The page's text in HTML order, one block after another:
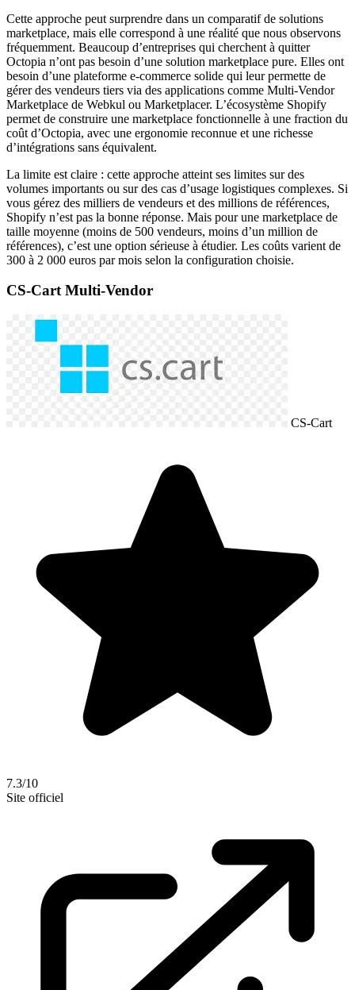
Cette approche peut surprendre dans un comparatif de solutions
marketplace, mais elle correspond à une réalité que nous observons
fréquemment. Beaucoup d’entreprises qui cherchent à quitter
Octopia n’ont pas besoin d’une solution marketplace pure. Elles ont
besoin d’une plateforme e-commerce solide qui leur permette de
gérer des vendeurs tiers via des applications comme Multi-Vendor
Marketplace de Webkul ou Marketplacer. L’écosystème Shopify
permet de construire une marketplace fonctionnelle à une fraction du
coût d’Octopia, avec une ergonomie reconnue et une richesse
d’intégrations sans équivalent.
La limite est claire : cette approche atteint ses limites sur des
volumes importants ou sur des cas d’usage logistiques complexes. Si
vous gérez des milliers de vendeurs et des millions de références,
Shopify n’est pas la bonne réponse. Mais pour une marketplace de
taille moyenne (moins de 500 vendeurs, moins d’un million de
références), c’est une option sérieuse à étudier. Les coûts varient de
300 à 2 000 euros par mois selon la configuration choisie.
CS-Cart Multi-Vendor
CS-Cart
7.3/10
Site officiel